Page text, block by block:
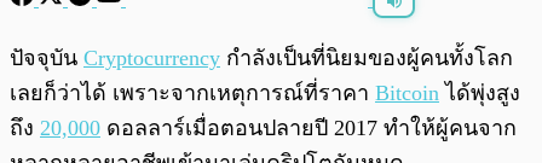
0:00 /0:00
ปัจจุบัน Cryptocurrency กำลังเป็นที่นิยมของผู้คนทั้งโลก
เลยก็ว่าได้ เพราะจากเหตุการณ์ที่ราคา Bitcoin ได้พุ่งสูง
ถึง 20,000 ดอลลาร์เมื่อตอนปลายปี 2017 ทำให้ผู้คนจาก